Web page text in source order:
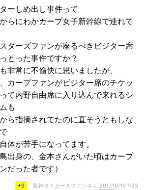
ーしめ出し事件って
らにわかカープ女子新幹線で連れて
ターズファンが座るべきビジター席
とった事件ですか？
非常に不愉快に思いましたが、
カープファンがビジター席のチケッ
て内野自由席に入り込んで来れるシ
も
ら指摘されてたのに直そうともしな
体が苦手になってます。
島出身の、金本さんがいた頃はカープ
だった者です）
+9 阪神タイガースファンさん 2017,10/19 1:23